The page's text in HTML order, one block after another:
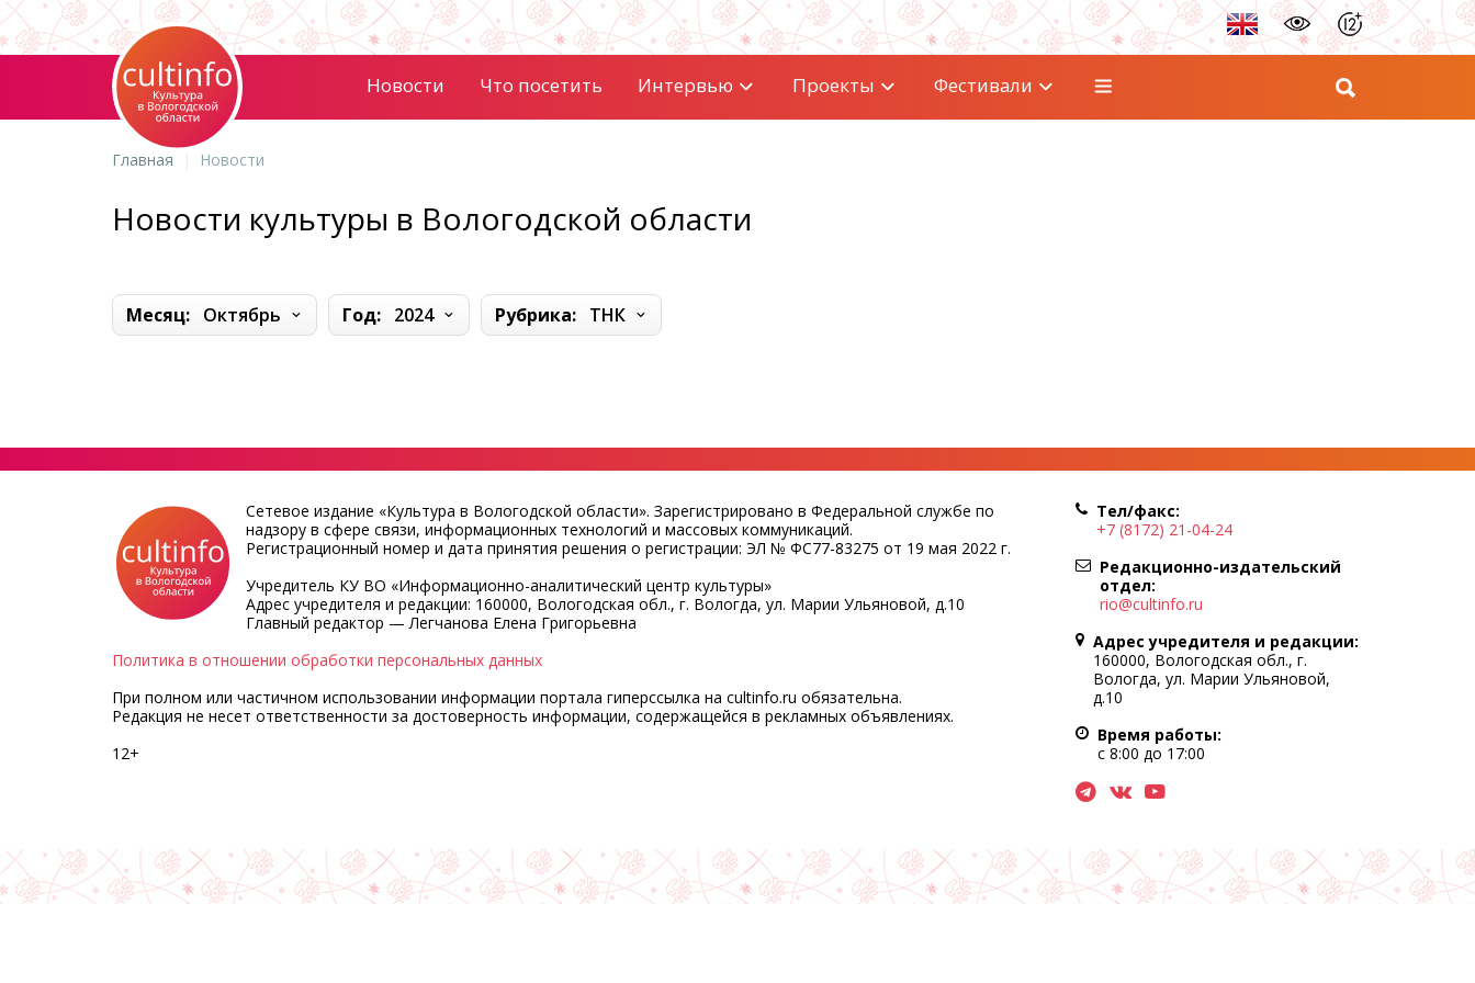
Новости Что посетить Интервью Проекты Фестивали
Главная Новости
Новости культуры в Вологодской области
Месяц: Октябрь Год: 2024 Рубрика: ТНК
Сетевое издание «Культура в Вологодской области». Зарегистрировано в Федеральной службе по
надзору в сфере связи, информационных технологий и массовых коммуникаций.
Регистрационный номер и дата принятия решения о регистрации: ЭЛ № ФС77-83275 от 19 мая 2022 г.
Учредитель КУ ВО «Информационно-аналитический центр культуры»
Адрес учредителя и редакции: 160000, Вологодская обл., г. Вологда, ул. Марии Ульяновой, д.10
Главный редактор — Легчанова Елена Григорьевна
Политика в отношении обработки персональных данных
При полном или частичном использовании информации портала гиперссылка на cultinfo.ru обязательна.
Редакция не несет ответственности за достоверность информации, содержащейся в рекламных объявлениях.
12+
Тел/факс:
+7 (8172) 21-04-24
Редакционно-издательский
отдел:
rio@cultinfo.ru
Адрес учредителя и редакции:
160000, Вологодская обл., г.
Вологда, ул. Марии Ульяновой,
д.10
Время работы:
с 8:00 до 17:00